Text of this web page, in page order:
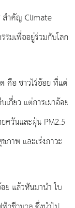
สำคัญ Climate
มเพื่ออยู่ร่วมกับโลก
คือ ชาวไร่อ้อย ที่แต่
เกี่ยว แต่การเผาอ้อย
ควันและฝุ่น PM2.5
าพ และเร่งภาวะ
ย แล้วหันมานำ ใบ